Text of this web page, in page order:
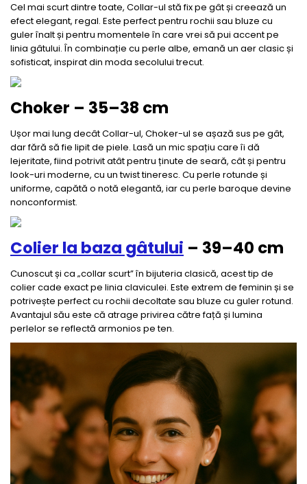
Cel mai scurt dintre toate, Collar-ul stă fix pe gât și creează un
efect elegant, regal. Este perfect pentru rochii sau bluze cu
guler înalt și pentru momentele în care vrei să pui accent pe
linia gâtului. În combinație cu perle albe, emană un aer clasic și
sofisticat, inspirat din moda secolului trecut.
Choker – 35–38 cm
Ușor mai lung decât Collar-ul, Choker-ul se așază sus pe gât,
dar fără să fie lipit de piele. Lasă un mic spațiu care îi dă
lejeritate, fiind potrivit atât pentru ținute de seară, cât și pentru
look-uri moderne, cu un twist tineresc. Cu perle rotunde și
uniforme, capătă o notă elegantă, iar cu perle baroque devine
nonconformist.
Colier la baza gâtului – 39–40 cm
Cunoscut și ca „collar scurt” în bijuteria clasică, acest tip de
colier cade exact pe linia claviculei. Este extrem de feminin și se
potrivește perfect cu rochii decoltate sau bluze cu guler rotund.
Avantajul său este că atrage privirea către față și lumina
perlelor se reflectă armonios pe ten.